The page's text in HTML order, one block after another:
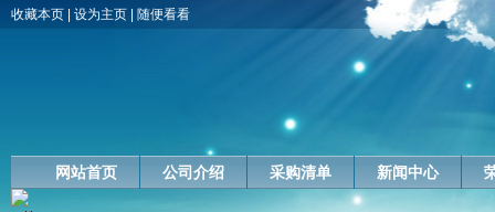
收藏本页 设为主页 随便看看
网站首页 公司介绍 采购清单 新闻中心